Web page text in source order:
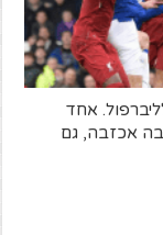
אחד
אכזבה, גם